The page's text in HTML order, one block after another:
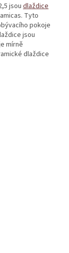
jsou dlaždice
Tyto
pokoje
jsou
mírně
dlaždice